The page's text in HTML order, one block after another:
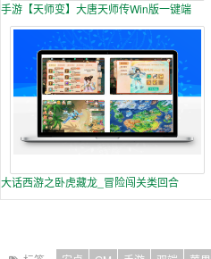
手游【天师变】大唐天师传Win版一键端
大话西游之卧虎藏龙_冒险闯关类回合